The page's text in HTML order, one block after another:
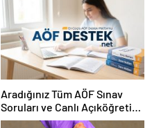
Aradığınız Tüm AÖF Sınav
Soruları ve Canlı Açıköğretim
Forumu Burada